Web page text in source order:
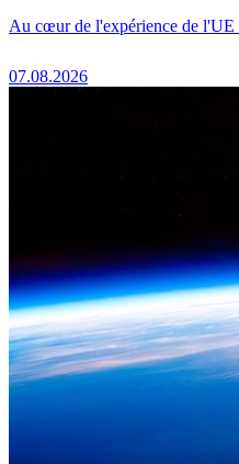
Au cœur de l'expérience de l'UE
07.08.2026